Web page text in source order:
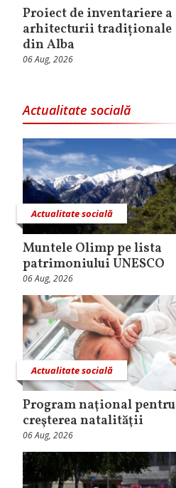
Proiect de inventariere a
arhitecturii tradiționale
din Alba
06 Aug, 2026
Actualitate socială
Actualitate socială
Muntele Olimp pe lista
patrimoniului UNESCO
06 Aug, 2026
Actualitate socială
Program naţional pentru
creşterea natalităţii
06 Aug, 2026